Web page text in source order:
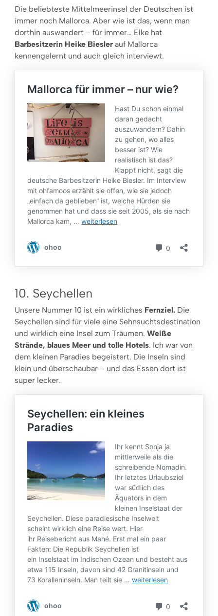
Die beliebteste Mittelmeerinsel der Deutschen ist
immer noch Mallorca. Aber wie ist das, wenn man
dorthin auswandert – für immer… Elke hat
Barbesitzerin Heike Biesler auf Mallorca
kennengelernt und auch gleich interviewt.
10. Seychellen
Unsere Nummer 10 ist ein wirkliches Fernziel. Die
Seychellen sind für viele eine Sehnsuchtsdestination
und wirklich eine Insel zum Träumen. Weiße
Strände, blaues Meer und tolle Hotels. Ich war von
dem kleinen Paradies begeistert. Die Inseln sind
klein und überschaubar – und das Essen dort ist
super lecker.